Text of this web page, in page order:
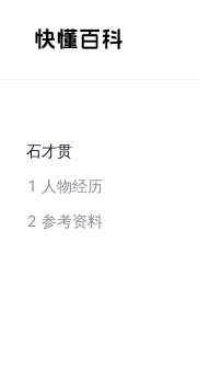
石才贯
1 人物经历
2 参考资料